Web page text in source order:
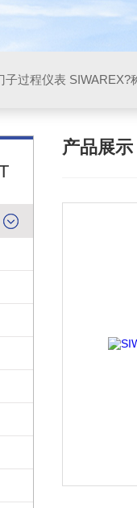
子过程仪表 SIWAREX?
产品展示